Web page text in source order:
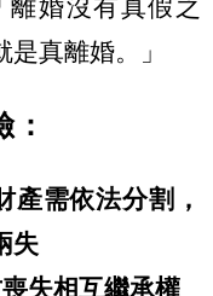
婚沒有真假之
真離婚。」
產需依法分割，
失
失相互繼承權